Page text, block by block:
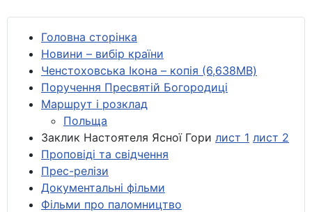
Головна сторінка
Новини – вибір країни
Ченстоховська Ікона – копія (6,638MB)
Поручення Пресвятій Богородиці
Маршрут і розклад
Польща
Заклик Настоятеля Ясної Гори лист 1 лист 2
Проповіді та свідчення
Прес-релізи
Документальні фільми
Фільми про паломництво